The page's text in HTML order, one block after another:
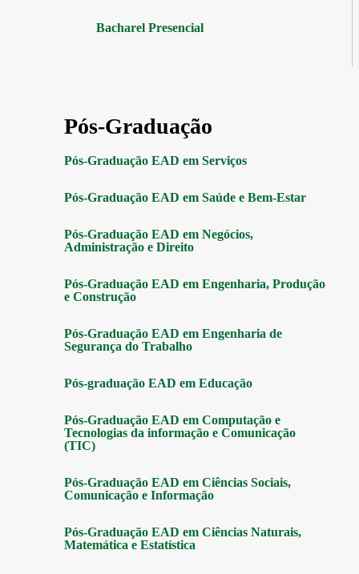
Bacharel Presencial
Pós-Graduação
Pós-Graduação EAD em Serviços
Pós-Graduação EAD em Saúde e Bem-Estar
Pós-Graduação EAD em Negócios,
Administração e Direito
Pós-Graduação EAD em Engenharia, Produção
e Construção
Pós-Graduação EAD em Engenharia de
Segurança do Trabalho
Pós-graduação EAD em Educação
Pós-Graduação EAD em Computação e
Tecnologias da informação e Comunicação
(TIC)
Pós-Graduação EAD em Ciências Sociais,
Comunicação e Informação
Pós-Graduação EAD em Ciências Naturais,
Matemática e Estatística